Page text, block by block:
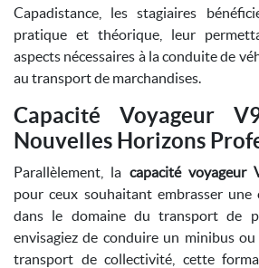
Capadistance, les stagiaires
pratique et théorique, leur
aspects nécessaires à la conduite de
au transport de marchandises.
Capacité Voyageur
Nouvelles Horizons
Parallèlement, la capacité voyageur
pour ceux souhaitant embrasser une
dans le domaine du transport de
envisagiez de conduire un minibus
transport de collectivité, cette